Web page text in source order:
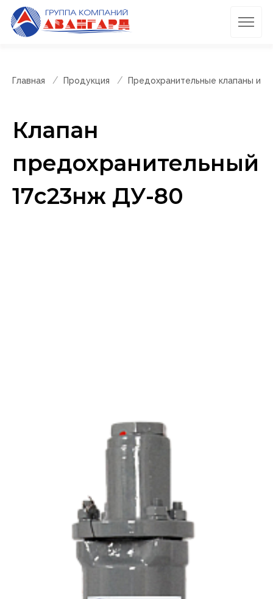
Главная Продукция Предохранительные клапаны и
Клапан
предохранительный
17с23нж ДУ-80